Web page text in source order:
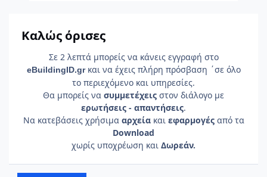
Καλώς όρισες
Σε 2 λεπτά μπορείς να κάνεις εγγραφή στο
eBuildingID.gr και να έχεις πλήρη πρόσβαση ΄σε όλο
το περιεχόμενο και υπηρεσίες.
Θα μπορείς να συμμετέχεις στον διάλογο με
ερωτήσεις - απαντήσεις.
Να κατεβάσεις χρήσιμα αρχείακαι εφαρμογέςαπό τα
Download
χωρίς υποχρέωση και Δωρεάν.